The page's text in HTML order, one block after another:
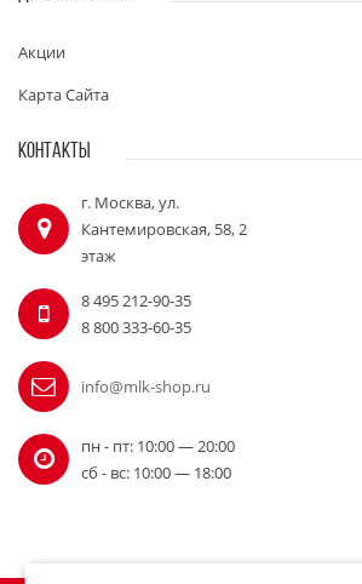
Акции
Карта Сайта
КОНТАКТЫ
г. Москва, ул.
Кантемировская, 58, 2
этаж
8 495 212-90-35
8 800 333-60-35
info@mlk-shop.ru
пн - пт: 10:00 — 20:00
сб - вс: 10:00 — 18:00